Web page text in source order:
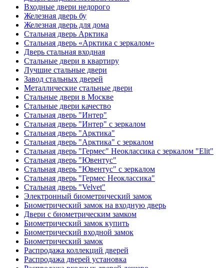
Входные двери недорого
Железная дверь бу
Железная дверь для дома
Стальная дверь Арктика
Стальная дверь «Арктика с зеркалом»
Дверь стальная входная
Стальные двери в квартиру
Лучшие стальные двери
Завод стальных дверей
Металлические стальные двери
Стальные двери в Москве
Стальные двери качество
Стальная дверь "Интер"
Стальная дверь "Интер" с зеркалом
Стальная дверь "Арктика"
Стальная дверь "Арктика" с зеркалом
Стальная дверь "Гермес" Неоклассика с зеркалом "Elit"
Стальная дверь "Ювентус"
Стальная дверь "Ювентус" с зеркалом
Стальная дверь "Гермес Неоклассика"
Стальная дверь "Velvet"
Электронный биометрический замок
Биометрический замок на входную дверь
Двери с биометрическим замком
Биометрический замок купить
Биометрический входной замок
Биометрический замок
Распродажа коллекций дверей
Распродажа дверей установка